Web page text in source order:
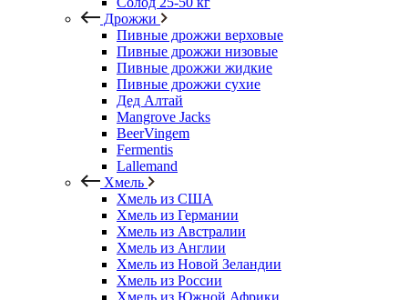
Дрожжи
Пивные дрожжи верховые
Пивные дрожжи низовые
Пивные дрожжи жидкие
Пивные дрожжи сухие
Дед Алтай
Mangrove Jacks
BeerVingem
Fermentis
Lallemand
Хмель
Хмель из США
Хмель из Германии
Хмель из Австралии
Хмель из Англии
Хмель из Новой Зеландии
Хмель из России
Хмель из Южной Африки